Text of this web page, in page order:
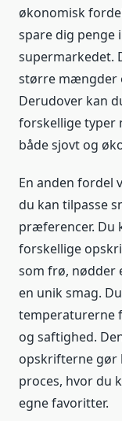
økonomisk
spare dig penge
supermarkedet.
større mængder
Derudover kan
forskellige typer
både sjovt og
En anden fordel
du kan tilpasse
præferencer. Du
forskellige
som frø, nødder
en unik smag.
temperaturerne
og saftighed.
opskrifterne gør
proces, hvor du
egne favoritter.